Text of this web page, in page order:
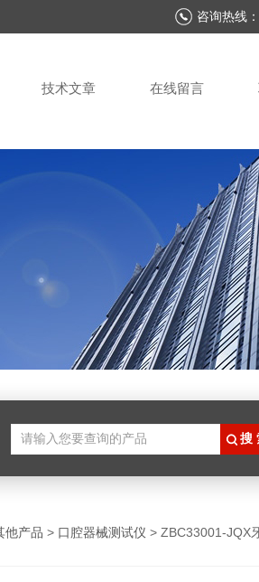
咨询热线：
技术文章 在线留言
他产品 > 口腔器械测试仪 > ZBC33001-JQX